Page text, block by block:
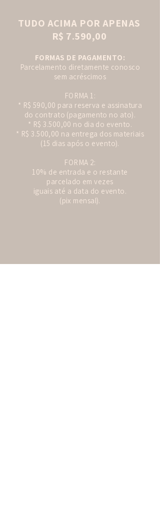
TUDO ACIMA POR APENAS
R$ 7.590,00
FORMAS DE PAGAMENTO:
Parcelamento diretamente conosco
sem acréscimos
FORMA 1:
* R$ 590,00 para reserva e assinatura
do contrato (pagamento no ato).
* R$ 3.500,00 no dia do evento.
* R$ 3.500,00 na entrega dos materiais
(15 dias após o evento).
FORMA 2:
10% de entrada e o restante
parcelado em vezes
iguais até a data do evento.
(pix mensal).